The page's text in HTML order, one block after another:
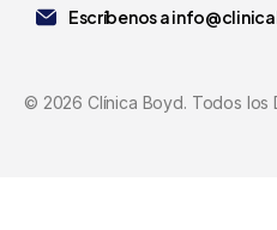
Escríbenos a
© 2026 Clínica Boyd. Todos